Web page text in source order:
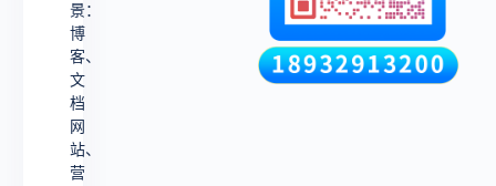
景：
博
客、
文
档
网
站、
营